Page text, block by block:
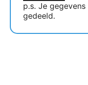
p.s. Je
gedeeld.